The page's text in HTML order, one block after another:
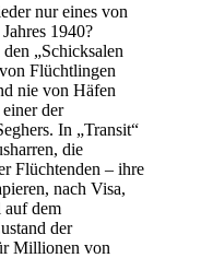
nur eines von
1940?
„Schicksalen
Flüchtlingen
nie von Häfen
der
In „Transit“
die
Flüchtenden – ihre
nach Visa,
auf dem
der
Millionen von